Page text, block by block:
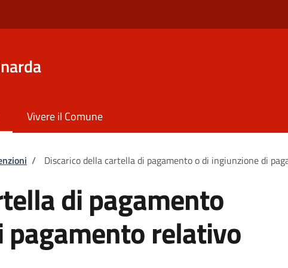
Vivere il Comune
/ Discarico della cartella di pagamento o di ingiunzione di
di pagamento
relativo